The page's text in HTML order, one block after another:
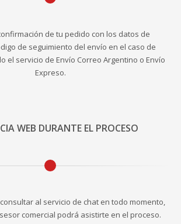
de tu pedido con los datos de
de seguimiento del envío en el caso de
el servicio de Envío Correo Argentino o Envío
Expreso.
WEB DURANTE EL PROCESO
al servicio de chat en todo momento,
comercial podrá asistirte en el proceso.